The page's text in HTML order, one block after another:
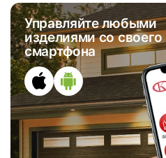
Управляйте любыми
изделиями со своего
смартфона